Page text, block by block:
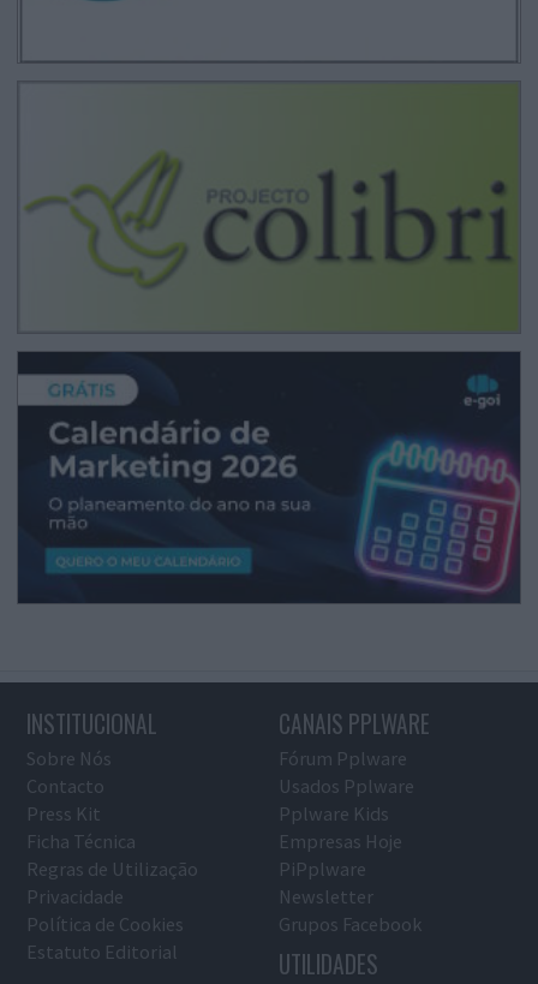
INSTITUCIONAL
Sobre Nós
Contacto
Press Kit
Ficha Técnica
Regras de Utilização
Privacidade
Política de Cookies
Estatuto Editorial
CANAIS PPLWARE
Fórum Pplware
Usados Pplware
Pplware Kids
Empresas Hoje
PiPplware
Newsletter
Grupos Facebook
UTILIDADES